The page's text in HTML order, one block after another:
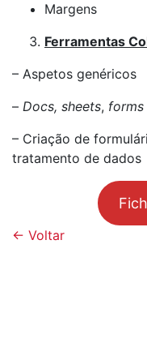
Margens
Ferramentas
– Aspetos genéricos
– Docs, sheets, forms
– Criação de
tratamento de dados
← Voltar